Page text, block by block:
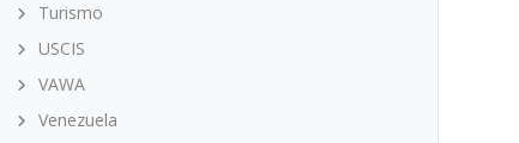
Turismo
USCIS
VAWA
Venezuela